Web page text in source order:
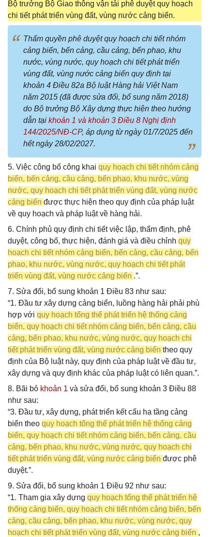
Bộ trưởng Bộ Giao thông vận tải phê duyệt quy hoạch
chi tiết phát triển vùng đất, vùng nước cảng biển.
Thẩm quyền phê duyệt quy hoạch chi tiết nhóm
cảng biển, bến cảng, cầu cảng, bến phao, khu
nước, vùng nước, quy hoạch chi tiết phát triển
vùng đất, vùng nước cảng biển quy định tại
khoản 4 Điều 82a Bộ luật Hàng hải Việt Nam
năm 2015 (đã được sửa đổi, bổ sung năm 2018)
do Bộ trưởng Bộ Xây dựng thực hiện theo hướng
dẫn tại khoản 1 và khoản 3 Điều 8 Nghị định
144/2025/NĐ-CP, áp dụng từ ngày 01/7/2025 đến
hết ngày 28/02/2027.
5. Việc công bố công khai quy hoạch chi tiết nhóm cảng
biển, bến cảng, cầu cảng, bến phao, khu nước, vùng
nước, quy hoạch chi tiết phát triển vùng đất, vùng nước
cảng biển được thực hiện theo quy định của pháp luật
về quy hoạch và pháp luật về hàng hải.
6. Chính phủ quy định chi tiết việc lập, thẩm định, phê
duyệt, công bố, thực hiện, đánh giá và điều chỉnh quy
hoạch chi tiết nhóm cảng biển, bến cảng, cầu cảng, bến
phao, khu nước, vùng nước, quy hoạch chi tiết phát
triển vùng đất, vùng nước cảng biển .”.
7. Sửa đổi, bổ sung khoản 1 Điều 83 như sau:
“1. Đầu tư xây dựng cảng biển, luồng hàng hải phải phù
hợp với quy hoạch tổng thể phát triển hệ thống cảng
biển, quy hoạch chi tiết nhóm cảng biển, bến cảng, cầu
cảng, bến phao, khu nước, vùng nước, quy hoạch chi
tiết phát triển vùng đất, vùng nước cảng biển theo quy
định của Bộ luật này, quy định của pháp luật về đầu tư,
xây dựng và quy định khác của pháp luật có liên quan.”.
8. Bãi bỏ khoản 1 và sửa đổi, bổ sung khoản 3 Điều 88
như sau:
“3. Đầu tư, xây dựng, phát triển kết cấu hạ tầng cảng
biển theo quy hoạch tổng thể phát triển hệ thống cảng
biển, quy hoạch chi tiết nhóm cảng biển, bến cảng, cầu
cảng, bến phao, khu nước, vùng nước, quy hoạch chi
tiết phát triển vùng đất, vùng nước cảng biển được phê
duyệt.”.
9. Sửa đổi, bổ sung khoản 1 Điều 92 như sau:
“1. Tham gia xây dựng quy hoạch tổng thể phát triển hệ
thống cảng biển, quy hoạch chi tiết nhóm cảng biển, bến
cảng, cầu cảng, bến phao, khu nước, vùng nước, quy
hoạch chi tiết phát triển vùng đất, vùng nước cảng biển ,